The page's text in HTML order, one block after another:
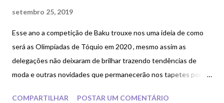
setembro 25, 2019
Esse ano a competição de Baku trouxe nos uma ideia de como
será as Olimpíadas de Tóquio em 2020 , mesmo assim as
delegações não deixaram de brilhar trazendo tendências de
moda e outras novidades que permanecerão nos tapetes por
COMPARTILHAR
POSTAR UM COMENTÁRIO